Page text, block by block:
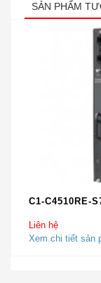
SẢN PHẨM
C1-C4510RE-
Liên hệ
Xem chi tiết sản